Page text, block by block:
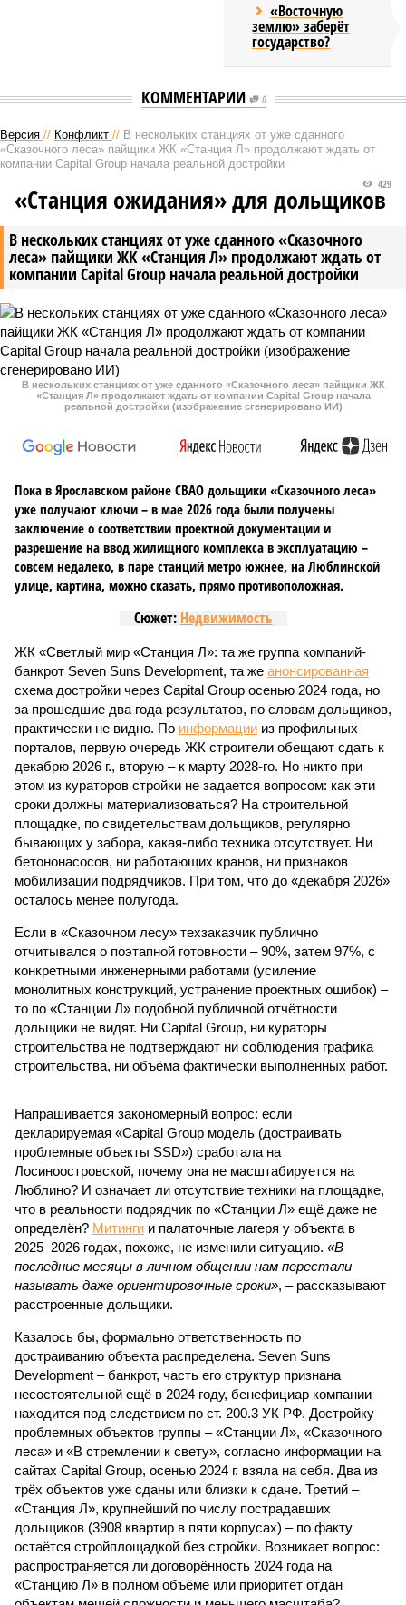
«Восточную
землю» заберёт
государство?
КОММЕНТАРИИ 0
Версия // Конфликт // В нескольких станциях от уже сданного
«Сказочного леса» пайщики ЖК «Станция Л» продолжают ждать от
компании Capital Group начала реальной достройки
В нескольких станциях от уже сданного «Сказочного
леса» пайщики ЖК «Станция Л» продолжают ждать от
компании Capital Group начала реальной достройки
429
«Станция ожидания» для дольщиков
В нескольких станциях от уже сданного «Сказочного леса» пайщики ЖК
«Станция Л» продолжают ждать от компании Capital Group начала
реальной достройки (изображение сгенерировано ИИ)
Пока в Ярославском районе СВАО дольщики «Сказочного леса»
уже получают ключи – в мае 2026 года были получены
заключение о соответствии проектной документации и
разрешение на ввод жилищного комплекса в эксплуатацию –
совсем недалеко, в паре станций метро южнее, на Люблинской
улице, картина, можно сказать, прямо противоположная.
Сюжет: Недвижимость
ЖК «Светлый мир «Станция Л»: та же группа компаний-
банкрот Seven Suns Development, та же анонсированная
схема достройки через Capital Group осенью 2024 года, но
за прошедшие два года результатов, по словам дольщиков,
практически не видно. По информации из профильных
порталов, первую очередь ЖК строители обещают сдать к
декабрю 2026 г., вторую – к марту 2028-го. Но никто при
этом из кураторов стройки не задается вопросом: как эти
сроки должны материализоваться? На строительной
площадке, по свидетельствам дольщиков, регулярно
бывающих у забора, какая-либо техника отсутствует. Ни
бетононасосов, ни работающих кранов, ни признаков
мобилизации подрядчиков. При том, что до «декабря 2026»
осталось менее полугода.
Если в «Сказочном лесу» техзаказчик публично
отчитывался о поэтапной готовности – 90%, затем 97%, с
конкретными инженерными работами (усиление
монолитных конструкций, устранение проектных ошибок) –
то по «Станции Л» подобной публичной отчётности
дольщики не видят. Ни Capital Group, ни кураторы
строительства не подтверждают ни соблюдения графика
строительства, ни объёма фактически выполненных работ.
Напрашивается закономерный вопрос: если
декларируемая «Capital Group модель (достраивать
проблемные объекты SSD») сработала на
Лосиноостровской, почему она не масштабируется на
Люблино? И означает ли отсутствие техники на площадке,
что в реальности подрядчик по «Станции Л» ещё даже не
определён? Митинги и палаточные лагеря у объекта в
2025–2026 годах, похоже, не изменили ситуацию. «В
последние месяцы в личном общении нам перестали
называть даже ориентировочные сроки», – рассказывают
расстроенные дольщики.
Казалось бы, формально ответственность по
достраиванию объекта распределена. Seven Suns
Development – банкрот, часть его структур признана
несостоятельной ещё в 2024 году, бенефициар компании
находится под следствием по ст. 200.3 УК РФ. Достройку
проблемных объектов группы – «Станции Л», «Сказочного
леса» и «В стремлении к свету», согласно информации на
сайтах Capital Group, осенью 2024 г. взяла на себя. Два из
трёх объектов уже сданы или близки к сдаче. Третий –
«Станция Л», крупнейший по числу пострадавших
дольщиков (3908 квартир в пяти корпусах) – по факту
остаётся стройплощадкой без стройки. Возникает вопрос:
распространяется ли договорённость 2024 года на
«Станцию Л» в полном объёме или приоритет отдан